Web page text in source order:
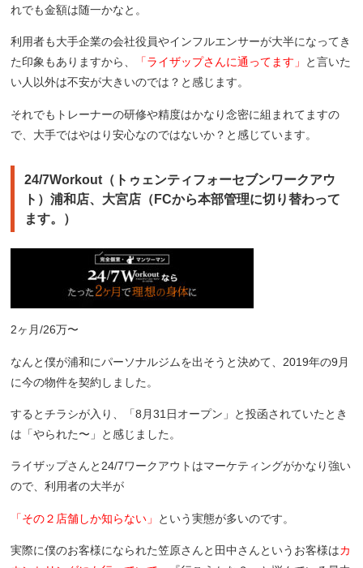
れでも金額は随一かなと。
利用者も大手企業の会社役員やインフルエンサーが大半になってき
た印象もありますから、
「ライザップさんに通ってます」 と言いた
い人以外は不安が大きいのでは？と感じます。
それでもトレーナーの研修や精度はかなり念密に組まれてますの
で、大手ではやはり安心なのではないか？と感じています。
24/7Workout（トゥェンティフォーセブンワークアウ
ト）浦和店、大宮店（FCから本部管理に切り替わって
ます。）
2ヶ月/26万〜
なんと僕が浦和にパーソナルジムを出そうと決めて、2019年の9月
に今の物件を契約しました。
するとチラシが入り、「8月31日オープン」と投函されていたとき
は「やられた〜」と感じました。
ライザップさんと24/7ワークアウトはマーケティングがかなり強い
ので、利用者の大半が
「その２店舗しか知らない」 という実態が多いのです。
実際に僕のお客様になられた笠原さんと田中さんというお客様はカ